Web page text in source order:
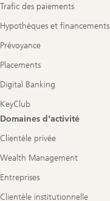
Trafic des paiements
Hypothèques et financements
Prévoyance
Placements
Digital Banking
KeyClub
Domaines d'activité
Clientèle privée
Wealth Management
Entreprises
Clientèle institutionnelle